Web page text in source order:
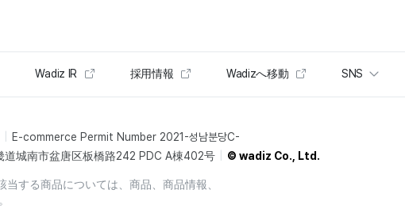
Wadiz IR 採用情報 Wadizへ移動 SNS
E-commerce Permit Number 2021-성남분당C-
道城南市盆唐区板橋路242 PDC A棟402号 © wadiz Co., Ltd.
する商品については、商品、商品情報、